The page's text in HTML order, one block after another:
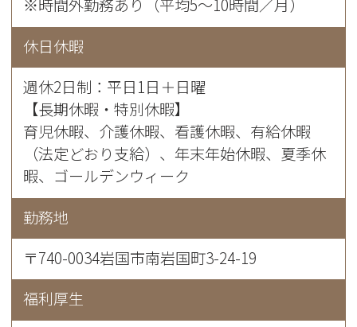
※時間外勤務あり（平均5～10時間／月）
休日休暇
週休2日制：平日1日＋日曜
【長期休暇・特別休暇】
育児休暇、介護休暇、看護休暇、有給休暇
（法定どおり支給）、年末年始休暇、夏季休
暇、ゴールデンウィーク
勤務地
〒740-0034岩国市南岩国町3-24-19
福利厚生